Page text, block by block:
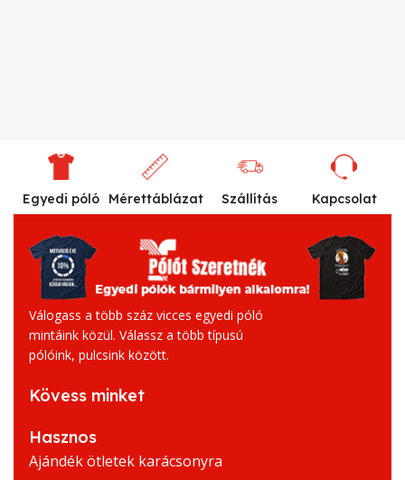
Egyedi póló Mérettáblázat Szállítás Kapcsolat
Válogass a több száz vicces egyedi póló
mintáink közül. Válassz a több típusú
pólóink, pulcsink között.
Kövess minket
Hasznos
Ajándék ötletek karácsonyra